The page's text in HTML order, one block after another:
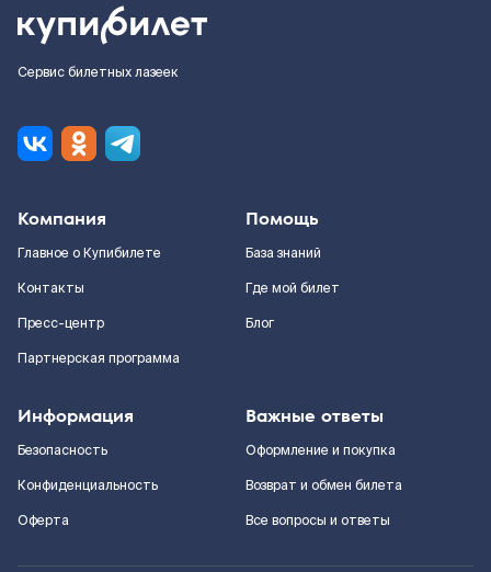
Сервис билетных лазеек
Компания
Главное о Купибилете
Контакты
Пресс-центр
Партнерская программа
Помощь
База знаний
Где мой билет
Блог
Информация
Безопасность
Конфиденциальность
Оферта
Важные ответы
Оформление и покупка
Возврат и обмен билета
Все вопросы и ответы